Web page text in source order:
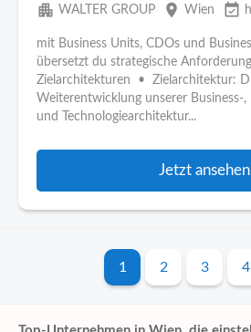
apartment WALTER GROUP place Wien event_available
mit Business Units, CDOs und
übersetzt du strategische
Zielarchitekturen • Zielarchitektur:
Weiterentwicklung unserer Business-
und Technologiearchitektur...
Jetzt ansehen
1 2 3 4